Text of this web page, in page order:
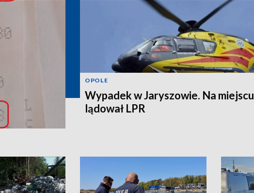
OPOLE
Wypadek w Jaryszowie. Na miejscu
lądował LPR